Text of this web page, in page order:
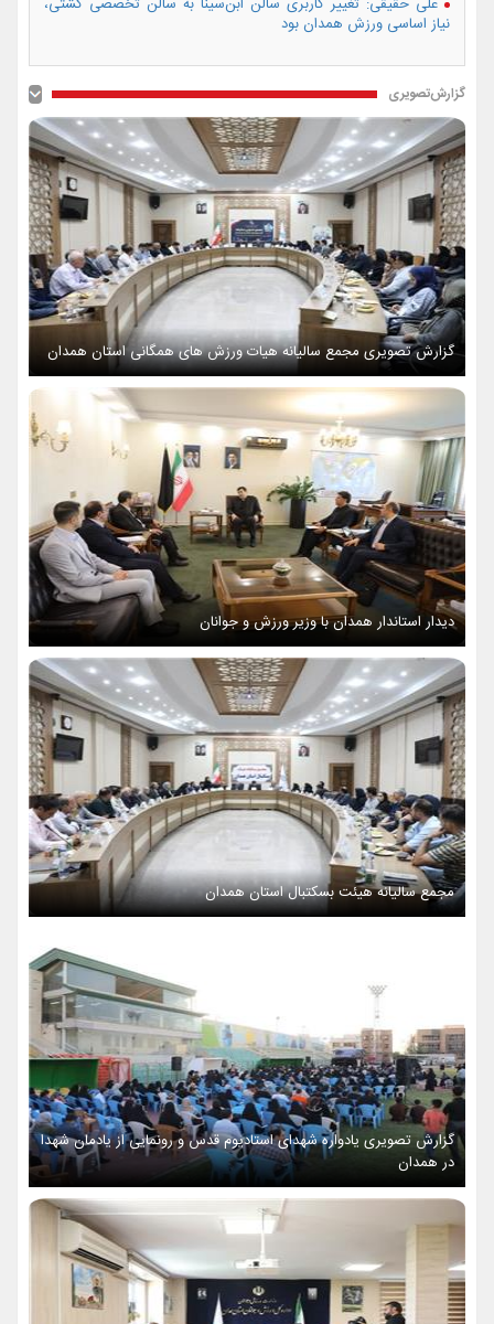
نیاز اساسی ورزش همدان بود
گزارش‌تصویری
گزارش تصویری مجمع سالیانه هیات ورزش های همگانی استان همدان
دیدار استاندار همدان با وزیر ورزش و جوانان
مجمع سالیانه هیئت بسکتبال استان همدان
گزارش تصویری یادواره شهدای استادیوم قدس و رونمایی از یادمان شهدا
در همدان